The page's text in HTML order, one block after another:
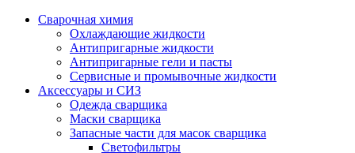
Сварочная химия
Охлаждающие жидкости
Антипригарные жидкости
Антипригарные гели и пасты
Сервисные и промывочные жидкости
Аксессуары и СИЗ
Одежда сварщика
Маски сварщика
Запасные части для масок сварщика
Светофильтры